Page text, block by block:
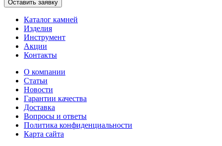
Каталог камней
Изделия
Инструмент
Акции
Контакты
О компании
Статьи
Новости
Гарантии качества
Доставка
Вопросы и ответы
Политика конфиденциальности
Карта сайта